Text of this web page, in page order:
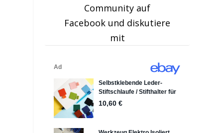
Community auf
Facebook und diskutiere
mit